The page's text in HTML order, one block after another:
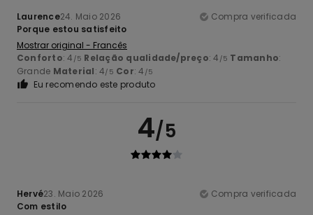
Laurence24. Maio 2026
Compra verificada
Porque estou satisfeito
Mostrar original - Francês
Conforto: 4 /5 Relação qualidade/preço: 4 /5 Tamanho:
Grande Material: 4/5 Cor: 4 /5
Eu recomendo este produto
4/5
Hervé23. Maio 2026
Compra verificada
Com estilo